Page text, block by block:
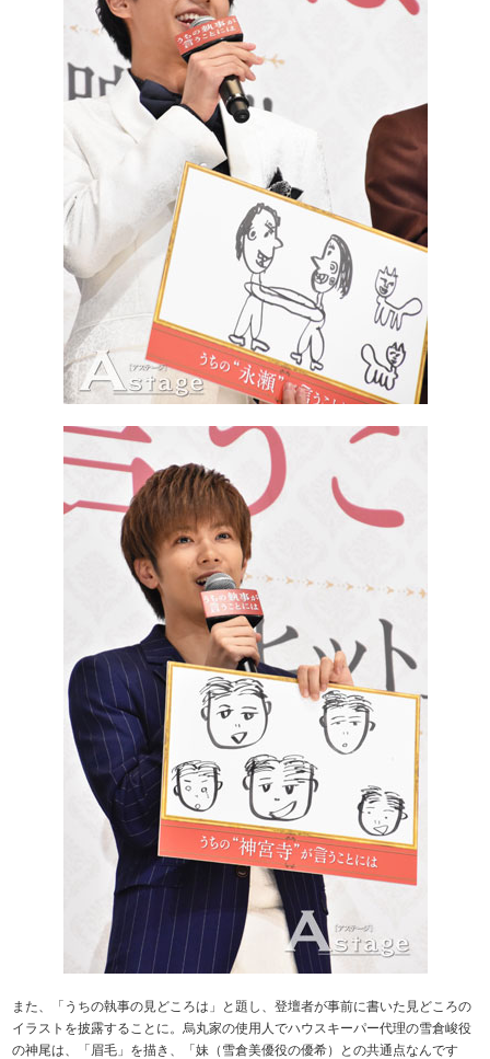
また、「うちの執事の見どころは」と題し、登壇者が事前に書いた見どころの
イラストを披露することに。烏丸家の使用人でハウスキーパー代理の雪倉峻役
の神尾は、「眉毛」を描き、「妹（雪倉美優役の優希）との共通点なんです